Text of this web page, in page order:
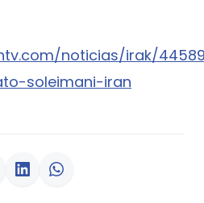
noticias/irak/
soleimani-iran